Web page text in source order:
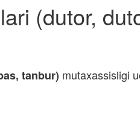
(dutor,
tanbur) mutaxassisligi